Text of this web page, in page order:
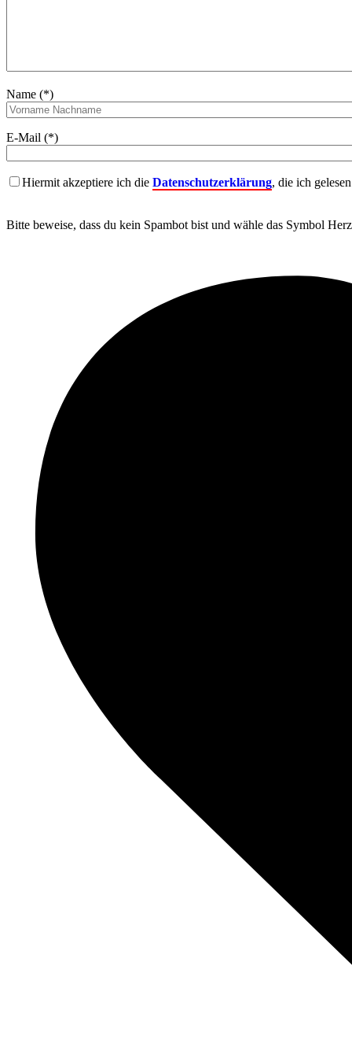
Name (*)
E-Mail (*)
Hiermit akzeptiere ich die Datenschutzerklärung, die ich
Bitte beweise, dass du kein Spambot bist und wähle das Symbol Herz